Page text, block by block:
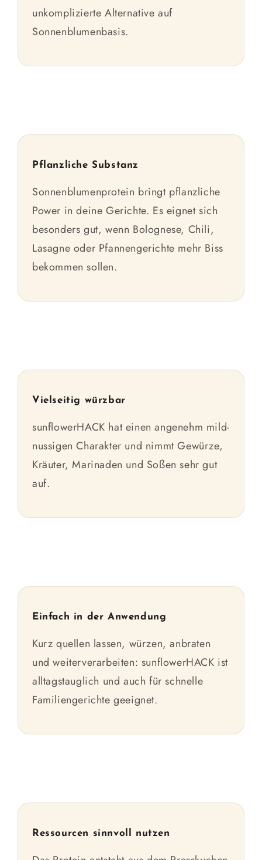
unkomplizierte Alternative auf
Sonnenblumenbasis.
Pflanzliche Substanz
Sonnenblumenprotein bringt pflanzliche
Power in deine Gerichte. Es eignet sich
besonders gut, wenn Bolognese, Chili,
Lasagne oder Pfannengerichte mehr Biss
bekommen sollen.
Vielseitig würzbar
sunflowerHACK hat einen angenehm mild-
nussigen Charakter und nimmt Gewürze,
Kräuter, Marinaden und Soßen sehr gut
auf.
Einfach in der Anwendung
Kurz quellen lassen, würzen, anbraten
und weiterverarbeiten: sunflowerHACK ist
alltagstauglich und auch für schnelle
Familiengerichte geeignet.
Ressourcen sinnvoll nutzen